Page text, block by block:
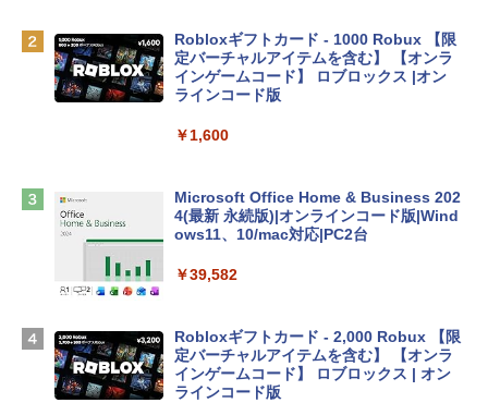
￥137,800
tomtoc 360°保護 15.6 16インチ パソコ
book Lenovo対応
Apple 2026 MacBook Air M5チップ搭載
igence、13.6インチLiquid Retinaディ
レームカメラ、日本語キーボード、Touc
h ID - ミッドナイト
￥224,800
Robloxギフトカード - 1000 Robux 【限
定バーチャルアイテムを含む】 【オンラ
インゲームコード】 ロブロックス |オン
ラインコード版
￥1,600
Microsoft Office Home & Business 202
4(最新 永続版)|オンラインコード版|Wind
ows11、10/mac対応|PC2台
￥39,582
Robloxギフトカード - 2,000 Robux 【限
定バーチャルアイテムを含む】 【オンラ
インゲームコード】 ロブロックス | オン
ラインコード版